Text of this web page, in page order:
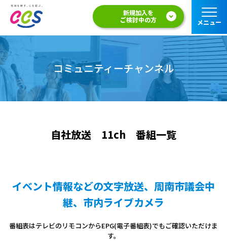
新規加入を
ご検討中の方
メニュー
コミュニティーチャンネル
自社放送 11ch 番組一覧
イベント情報などの文字放送、周南市議会中
継、市内ライブカメラ
番組表はテレビのリモコンからEPG(電子番組表)でもご確認いただけま
す。